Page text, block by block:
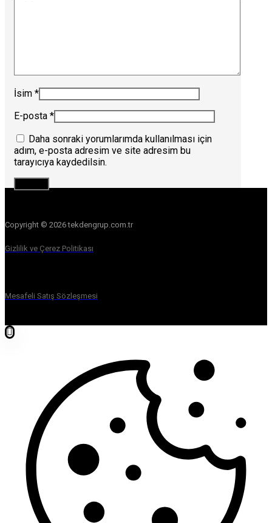
İsim *
E-posta *
Daha sonraki yorumlarımda kullanılması için
adım, e-posta adresim ve site adresim bu
tarayıcıya kaydedilsin.
Copyright © 2026 tekdengrup.com.tr
Gizlilik ve Çerez Politikası
Mesafeli Satış Sözleşmesi